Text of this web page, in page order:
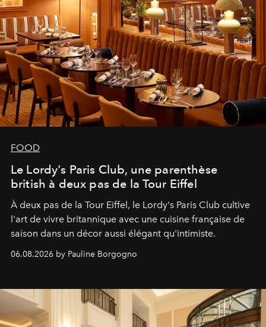
FOOD
Le Lordy's Paris Club, une parenthèse
british à deux pas de la Tour Eiffel
À deux pas de la Tour Eiffel, le Lordy's Paris Club cultive
l'art de vivre britannique avec une cuisine française de
saison dans un décor aussi élégant qu'intimiste.
06.08.2026 by Pauline Borgogno